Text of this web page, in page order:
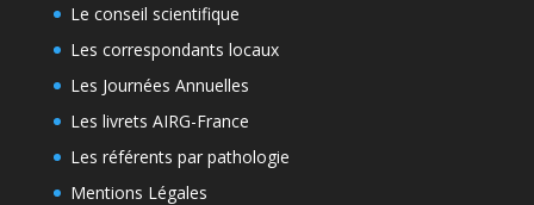
Le conseil scientifique
Les correspondants locaux
Les Journées Annuelles
Les livrets AIRG-France
Les référents par pathologie
Mentions Légales